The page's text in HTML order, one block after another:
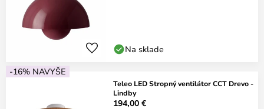
Na sklade
-16% NAVYŠE
Teleo LED Stropný ventilátor CCT Drevo -
Lindby
194,00 €